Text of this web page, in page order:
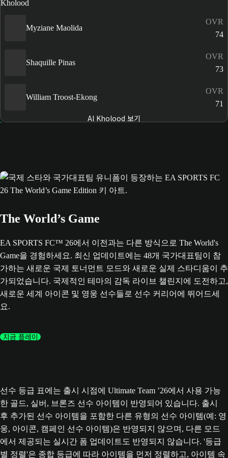
Myziane Maolida
OVR
74
Shaquille Pinas
OVR
73
William Troost-Ekong
OVR
71
Al Kholood 보기
The World’s Game
EA SPORTS FC™ 26에서 이전과는 다른 방식으로 The World's
Game을 경험하세요. 최신 업데이트에는 48개 국가대표팀이 참
가하는 새로운 국제 토너먼트 모드와 새로운 실제 스타디움이 추
가되었습니다. 국제적인 테마의 감독 라이브 챌린지에 도전하고,
새로운 세계 아이콘 및 영웅 선수들로 선수 커리어에 뛰어드세
요.
지금 플레이
선수 등급 표에는 출시 시점에 Ultimate Team ’26에서 사용 가능
한 골드, 실버, 브론즈 선수 아이템이 반영되어 있습니다. 출시
후 추가된 선수 아이템을 포함한 다른 유형의 선수 아이템(예: 영
웅, 아이콘, 캠페인 선수 아이템)은 반영되지 않으며, 다른 모드
에서 제공되는 실시간 폼 업데이트도 반영되지 않습니다. '등급
별 정렬'은 종합 등급에 따라 아이템을 먼저 정렬하고, 아이템 속